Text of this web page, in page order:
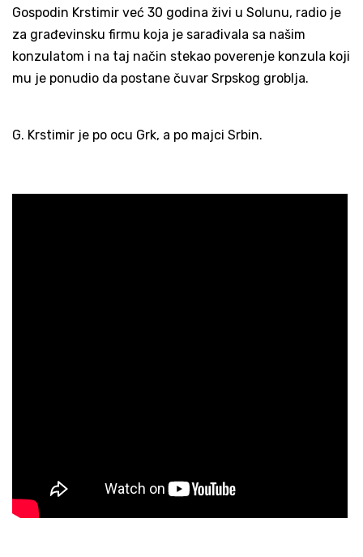
Gospodin Krstimir već 30 godina živi u Solunu, radio je
za građevinsku firmu koja je sarađivala sa našim
konzulatom i na taj način stekao poverenje konzula koji
mu je ponudio da postane čuvar Srpskog groblja.
G. Krstimir je po ocu Grk, a po majci Srbin.